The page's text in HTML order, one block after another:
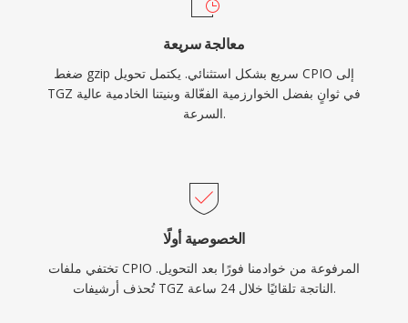
معالجة سريعة
ضغط gzip سريع بشكل استثنائي. يكتمل تحويل CPIO إلى
TGZ في ثوانٍ بفضل الخوارزمية الفعّالة وبنيتنا الخادمية عالية
السرعة.
الخصوصية أولًا
تختفي ملفات CPIO المرفوعة من خوادمنا فورًا بعد التحويل.
تُحذف أرشيفات TGZ الناتجة تلقائيًا خلال 24 ساعة.